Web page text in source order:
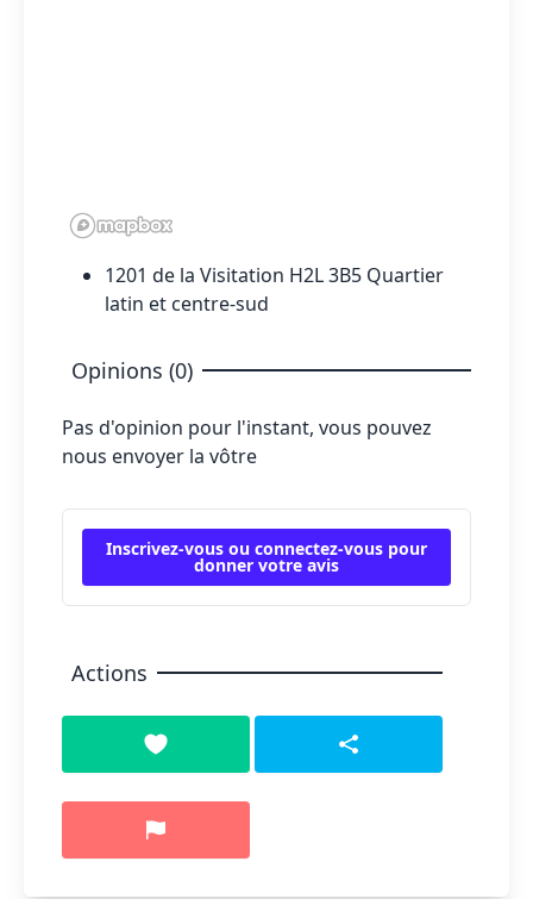
1201 de la Visitation H2L 3B5 Quartier
latin et centre-sud
Opinions (0)
Pas d'opinion pour l'instant, vous pouvez
nous envoyer la vôtre
Inscrivez-vous ou connectez-vous pour
donner votre avis
Actions